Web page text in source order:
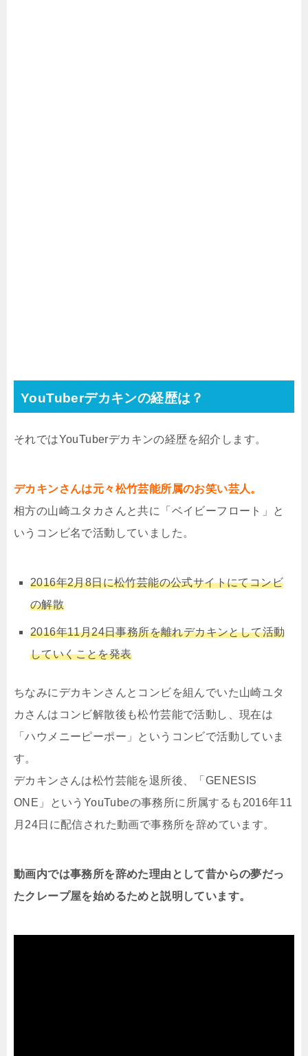
YouTuberデカキンの経歴は？
それではYouTuberデカキンの経歴を紹介します。
デカキンさんは元々松竹芸能所属のお笑い芸人。
相方の山崎ユタカさんと共に「ベイビーフロート」と
いうコンビ名で活動していました。
2016年2月8日に松竹芸能の公式サイトにてコンビ
の解散
2016年11月24日事務所を離れデカキンとして活動
していくことを発表
ちなみにデカキンさんとコンビを組んでいた山崎ユタ
カさんはコンビ解散後も松竹芸能で活動し、現在は
「ハウメニーピーポー」というコンビで活動していま
す。
デカキンさんは松竹芸能を退所後、「GENESIS
ONE」というYouTubeの事務所に所属するも2016年11
月24日に配信された動画で事務所を辞めています。
動画内では事務所を辞めた理由として昔からの夢だっ
たクレープ屋を始めるためと説明しています。